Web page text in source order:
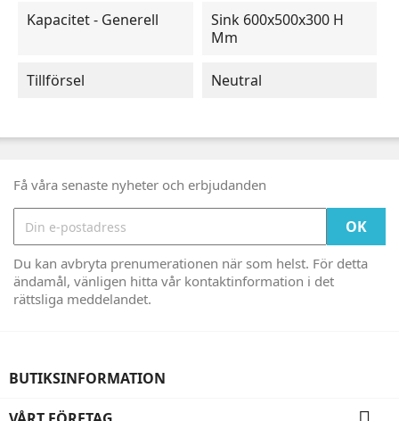
Kapacitet - Generell
Sink 600x500x300 H
Mm
Tillförsel Neutral
Få våra senaste nyheter och erbjudanden
Du kan avbryta prenumerationen när som helst. För detta
ändamål, vänligen hitta vår kontaktinformation i det
rättsliga meddelandet.
BUTIKSINFORMATION